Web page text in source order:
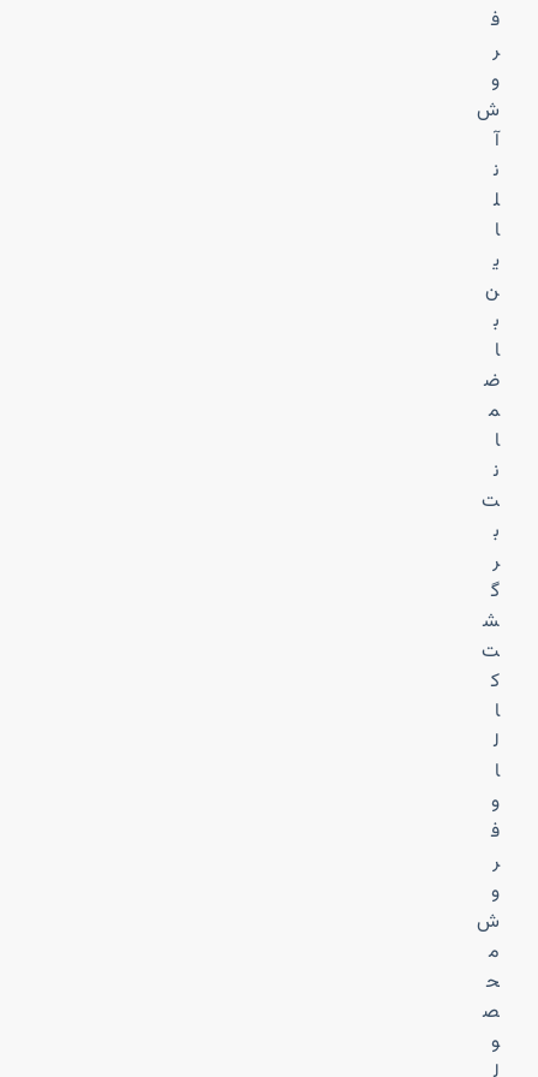
ف
ر
و
ش
آ
ن
ل
ا
ی
ن
ب
ا
ض
م
ا
ن
ت
ب
ر
گ
ش
ت
ک
ا
ل
ا
و
ف
ر
و
ش
م
ح
ص
و